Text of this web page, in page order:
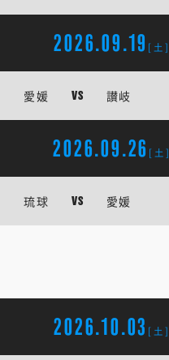
2026.09.19 [土]
愛媛 VS 讃岐
2026.09.26 [土]
琉球 VS 愛媛
2026.10.03 [土]